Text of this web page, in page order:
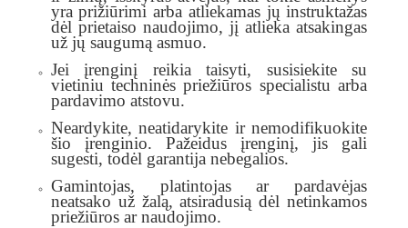
yra prižiūrimi arba atliekamas jų instruktažas
dėl prietaiso naudojimo, jį atlieka atsakingas
už jų saugumą asmuo.
Jei įrenginį reikia taisyti, susisiekite su
vietiniu techninės priežiūros specialistu arba
pardavimo atstovu.
Neardykite, neatidarykite ir nemodifikuokite
šio įrenginio. Pažeidus įrenginį, jis gali
sugesti, todėl garantija nebegalios.
Gamintojas, platintojas ar pardavėjas
neatsako už žalą, atsiradusią dėl netinkamos
priežiūros ar naudojimo.